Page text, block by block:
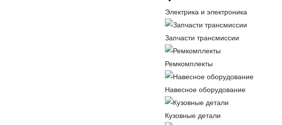
Электрика и электроника
Запчасти трансмиссии
Ремкомплекты
Навесное оборудование
Кузовные детали